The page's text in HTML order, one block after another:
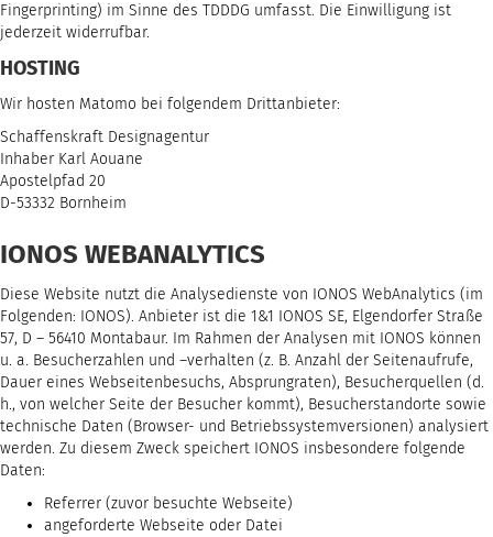
Fingerprinting) im Sinne des TDDDG umfasst. Die Einwilligung ist
jederzeit widerrufbar.
HOSTING
Wir hosten Matomo bei folgendem Drittanbieter:
Schaffenskraft Designagentur
Inhaber Karl Aouane
Apostelpfad 20
D-53332 Bornheim
IONOS WEBANALYTICS
Diese Website nutzt die Analysedienste von IONOS WebAnalytics (im
Folgenden: IONOS). Anbieter ist die 1&1 IONOS SE, Elgendorfer Straße
57, D – 56410 Montabaur. Im Rahmen der Analysen mit IONOS können
u. a. Besucherzahlen und –verhalten (z. B. Anzahl der Seitenaufrufe,
Dauer eines Webseitenbesuchs, Absprungraten), Besucherquellen (d.
h., von welcher Seite der Besucher kommt), Besucherstandorte sowie
technische Daten (Browser- und Betriebssystemversionen) analysiert
werden. Zu diesem Zweck speichert IONOS insbesondere folgende
Daten:
Referrer (zuvor besuchte Webseite)
angeforderte Webseite oder Datei